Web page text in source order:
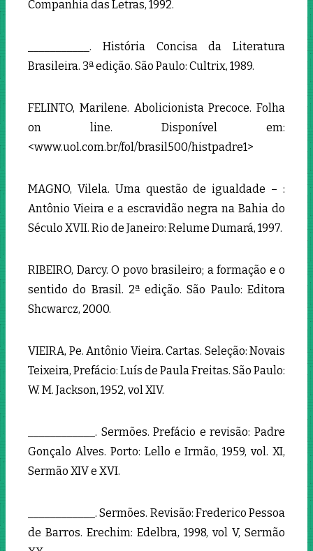
Companhia das Letras, 1992.
___________. História Concisa da Literatura
Brasileira. 3ª edição. São Paulo: Cultrix, 1989.
FELINTO, Marilene. Abolicionista Precoce. Folha
on line. Disponível em:
<www.uol.com.br/fol/brasil500/histpadre1>
MAGNO, Vilela. Uma questão de igualdade – :
Antônio Vieira e a escravidão negra na Bahia do
Século XVII. Rio de Janeiro: Relume Dumará, 1997.
RIBEIRO, Darcy. O povo brasileiro; a formação e o
sentido do Brasil. 2ª edição. São Paulo: Editora
Shcwarcz, 2000.
VIEIRA, Pe. Antônio Vieira. Cartas. Seleção: Novais
Teixeira, Prefácio: Luís de Paula Freitas. São Paulo:
W. M. Jackson, 1952, vol XIV.
____________. Sermões. Prefácio e revisão: Padre
Gonçalo Alves. Porto: Lello e Irmão, 1959, vol. XI,
Sermão XIV e XVI.
____________. Sermões. Revisão: Frederico Pessoa
de Barros. Erechim: Edelbra, 1998, vol V, Sermão